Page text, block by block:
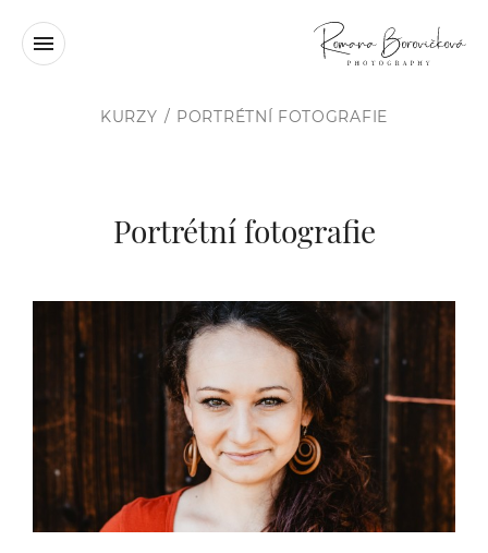
KURZY PORTRÉTNÍ FOTOGRAFIE
Portrétní fotografie